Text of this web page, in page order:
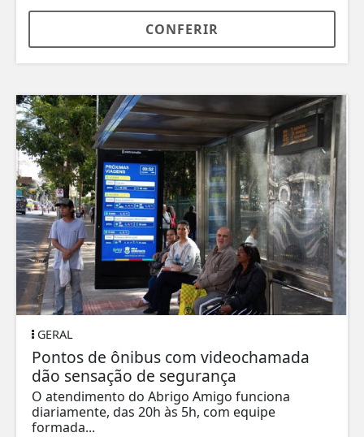
CONFERIR
GERAL
Pontos de ônibus com videochamada
dão sensação de segurança
O atendimento do Abrigo Amigo funciona
diariamente, das 20h às 5h, com equipe
formada...